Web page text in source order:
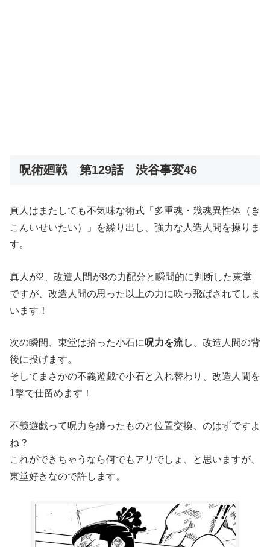
呪術廻戦 第129話 渋谷事変46
真人はまたしても不気味な術式「多重魂・幾魂異性体（き
こんいせいたい）」を繰り出し、強力な人造人間を操りま
す。
真人が2、改造人間が8の力配分と瞬間的に判断した東堂
ですが、改造人間の思った以上の力に吹っ飛ばされてしま
います！
次の瞬間、東堂は拾った小石に 呪力を流し
、改造人間の背
後に投げます。
そしてまさかの不義遊戯で小石と入れ替わり、改造人間を
1撃で仕留めます！
不義遊戯って呪力を纏ったものと位置交換、のはずですよ
ね？
これができちゃうなら何でもアリでしょ、と思いますが、
東堂好きなので許します。